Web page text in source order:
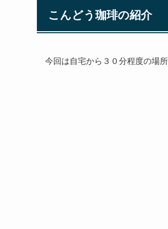
こんどう珈琲の紹介
今回は自宅から３０分程度の場